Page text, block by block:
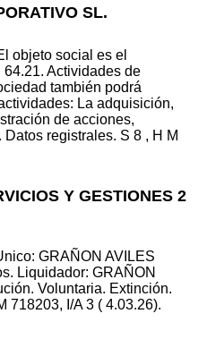
SL.
objeto social es el
Actividades de
también podrá
La adquisición,
de acciones,
registrales. S 8 , H M
Y GESTIONES 2
GRAÑON AVILES
Liquidador: GRAÑON
Voluntaria. Extinción.
718203, I/A 3 ( 4.03.26).